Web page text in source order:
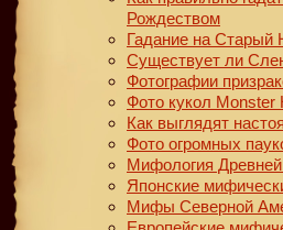
Рождеством
Гадание на Старый
Существует ли
Фотографии
Фото кукол Monster
Как выглядят
Фото огромных
Мифология
Японские
Мифы Северной